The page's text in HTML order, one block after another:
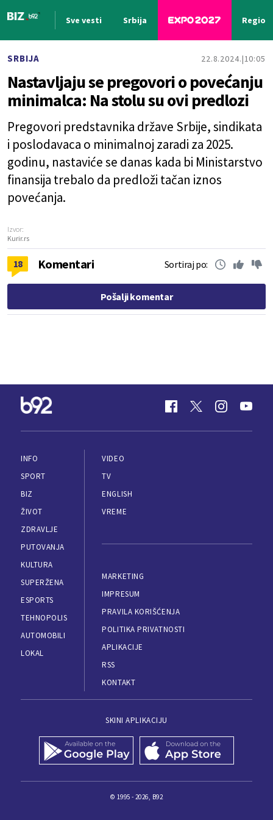
Sve vesti Srbija Region
SRBIJA 22.8.2024. 10:05
Nastavljaju se pregovori o povećanju
minimalca: Na stolu su ovi predlozi
Pregovori predstavnika države Srbije, sindikata
i poslodavaca o minimalnoj zaradi za 2025.
godinu, nastaviće se danas kada bi Ministarstvo
finansija trebalo da predloži tačan iznos
povećanja.
Izvor:
Kurir.rs
18 Komentari Sortiraj po:
Pošalji komentar
INFO
SPORT
BIZ
ŽIVOT
ZDRAVLJE
PUTOVANJA
KULTURA
SUPERŽENA
ESPORTS
TEHNOPOLIS
AUTOMOBILI
LOKAL
VIDEO
TV
ENGLISH
VREME
MARKETING
IMPRESUM
PRAVILA KORIŠĆENJA
POLITIKA PRIVATNOSTI
APLIKACIJE
RSS
KONTAKT
SKINI APLIKACIJU
© 1995 - 2026, B92